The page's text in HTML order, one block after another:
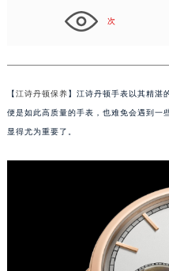
次
【江诗丹顿保养】江诗丹顿手表以其精湛
便是如此高质量的手表，也难免会遇到一
显得尤为重要了。